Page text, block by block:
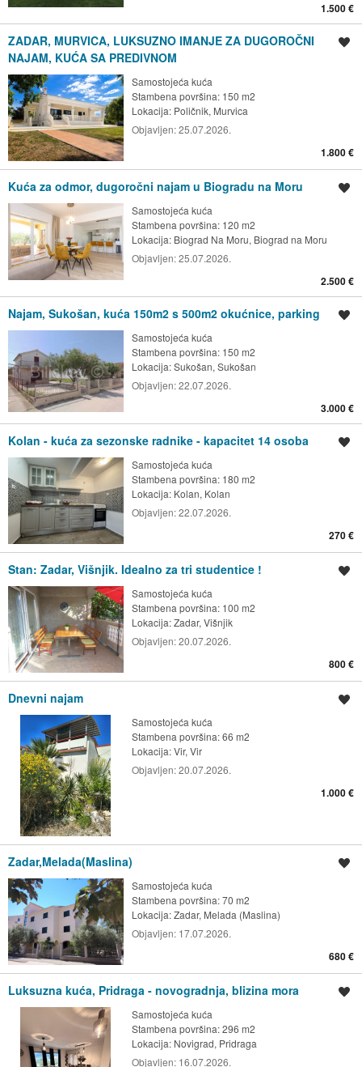
1.500 €
ZADAR, MURVICA, LUKSUZNO IMANJE ZA DUGOROČNI
NAJAM, KUĆA SA PREDIVNOM
Samostojeća kuća
Stambena površina: 150 m2
Lokacija: Poličnik, Murvica
Objavljen:25.07.2026.
1.800 €
Kuća za odmor, dugoročni najam u Biogradu na Moru
Samostojeća kuća
Stambena površina: 120 m2
Lokacija: Biograd Na Moru, Biograd na Moru
Objavljen:25.07.2026.
2.500 €
Najam, Sukošan, kuća 150m2 s 500m2 okućnice, parking
Samostojeća kuća
Stambena površina: 150 m2
Lokacija:Sukošan, Sukošan
Objavljen:22.07.2026.
3.000 €
Kolan - kuća za sezonske radnike - kapacitet 14 osoba
Samostojeća kuća
Stambena površina: 180 m2
Lokacija: Kolan, Kolan
Objavljen:22.07.2026.
270 €
Stan: Zadar, Višnjik. Idealno za tri studentice !
Samostojeća kuća
Stambena površina: 100 m2
Lokacija:Zadar, Višnjik
Objavljen:20.07.2026.
800 €
Dnevni najam
Samostojeća kuća
Stambena površina: 66 m2
Lokacija:Vir, Vir
Objavljen:20.07.2026.
1.000 €
Zadar,Melada(Maslina)
Samostojeća kuća
Stambena površina: 70 m2
Lokacija:Zadar, Melada (Maslina)
Objavljen: 17.07.2026.
680 €
Luksuzna kuća, Pridraga - novogradnja, blizina mora
Samostojeća kuća
Stambena površina: 296 m2
Lokacija: Novigrad, Pridraga
Objavljen: 16.07.2026.